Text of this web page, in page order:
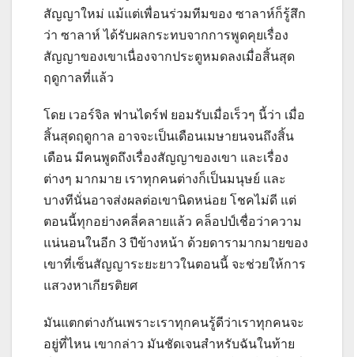
สัญญาใหม่ แม้แต่เพื่อนร่วมทีมของ ซาลาห์ก็รู้สึก
ว่า ซาลาห์ ได้รับผลกระทบจากการพูดคุยเรื่อง
สัญญาของเขาเนื่องจากประตูหมดลงเมื่อสิ้นสุด
ฤดูกาลที่แล้ว
โดย เวอร์จิล ฟานไดร์ฟ ยอมรับเมื่อเร็วๆ นี้ว่า เมื่อ
สิ้นสุดฤดูกาล อาจจะเป็นเดือนเมษายนจนถึงสิ้น
เดือน มีคนพูดถึงเรื่องสัญญาของเขา และเรื่อง
ต่างๆ มากมาย เราทุกคนต่างก็เป็นมนุษย์ และ
บางทีนั่นอาจส่งผลต่อเขานิดหน่อย โชคไม่ดี แต่
ตอนนี้ทุกอย่างคลี่คลายแล้ว คล็อปป์เชื่อว่าความ
แน่นอนในอีก 3 ปีข้างหน้า ด้วยดารามากมายของ
เขาที่เซ็นสัญญาระยะยาวในตอนนี้ จะช่วยให้การ
แสวงหาเกียรติยศ
มันแตกต่างกันเพราะเราทุกคนรู้ดีว่าเราทุกคนจะ
อยู่ที่ไหน เขากล่าว มันชัดเจนสำหรับฉันในท้าย